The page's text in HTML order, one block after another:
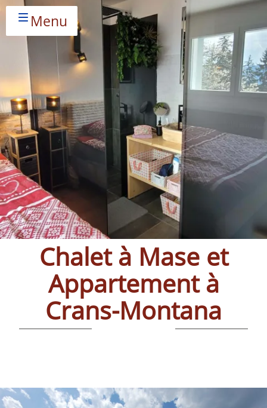
Menu
Chalet à Mase et
Appartement à
Crans-Montana